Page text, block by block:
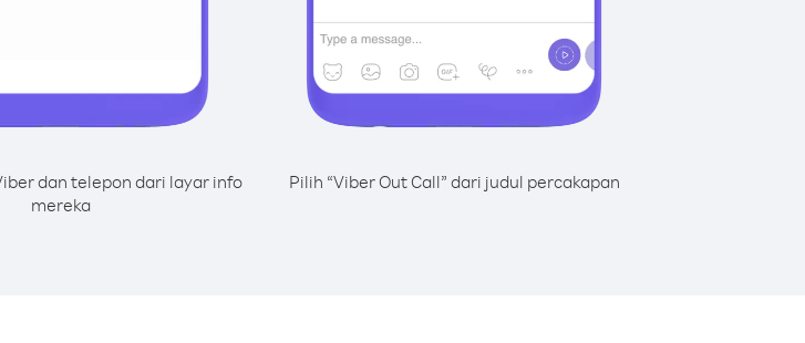
dan telepon dari layar info
mereka
Pilih “Viber Out Call” dari judul percakapan